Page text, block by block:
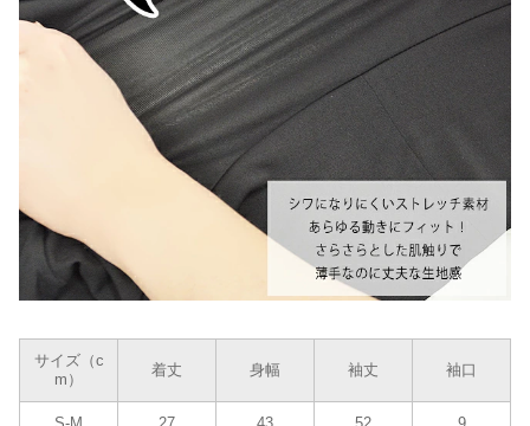
サイズ（c
m）
着丈 身幅 袖丈 袖口